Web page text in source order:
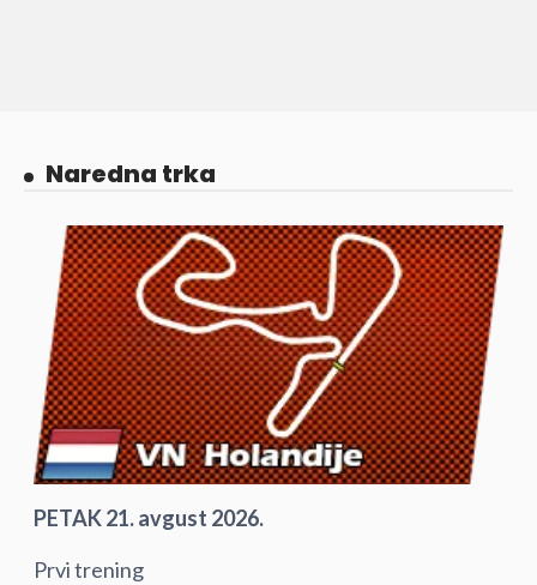
Naredna trka
PETAK 21. avgust 2026.
Prvi trening